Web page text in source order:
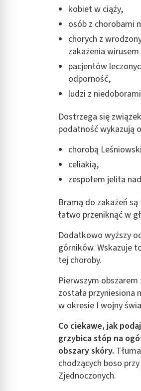
kobiet w ciąży,
osób z chorobami
chorych z
zakażenia wirusem
pacjentów
odporność,
ludzi z
Dostrzega się
podatność wykazują
chorobą
celiakią,
zespołem jelita
Bramą do zakażeń
łatwo przeniknąć w
Dodatkowo wyższy
górników. Wskazuje
tej choroby.
Pierwszym
została przyniesiona
w okresie I wojny
Co ciekawe, jak
grzybica stóp na
obszary skóry.
chodzących boso
Zjednoczonych.
Funkcje specjalne IAB:
Użycie dokładnych danych
Identyfikowanie urządzeń na
Cele przetwarzania inne niż IAB:
Wydajność (Performance)
Reklama / śledzenie